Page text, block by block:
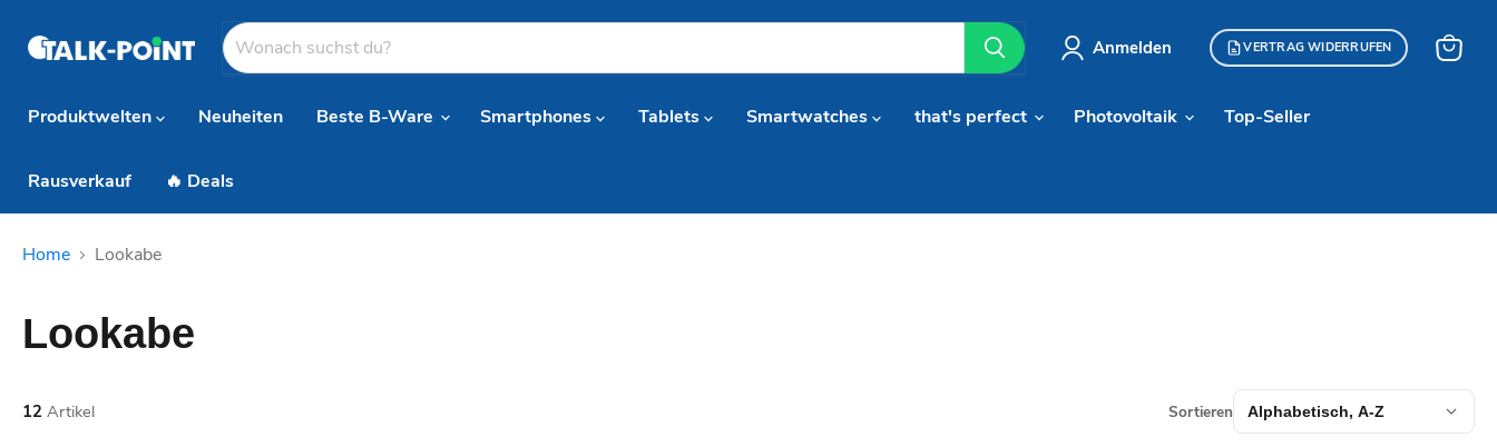
Anmelden VERTRAG WIDERRUFEN
Produktwelten
Neuheiten Beste B-Ware Smartphones Tablets Smartwatches that's perfect Photovoltaik Top-Seller
Rausverkauf 🔥 Deals
Home Lookabe
Lookabe
12 Artikel Sortieren